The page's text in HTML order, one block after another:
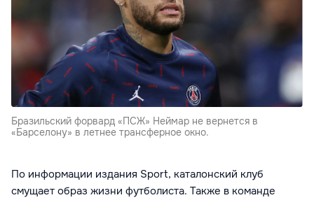
Бразильский форвард «ПСЖ» Неймар не вернется в
«Барселону» в летнее трансферное окно.
По информации издания Sport, каталонский клуб
смущает образ жизни футболиста. Также в команде